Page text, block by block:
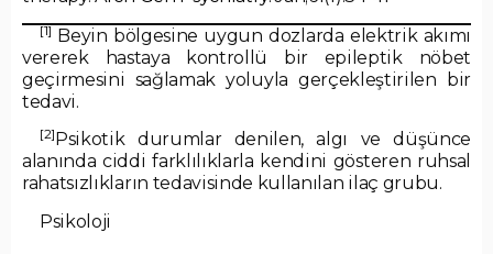
[1] Beyin bölgesine uygun dozlarda elektrik akımı
vererek hastaya kontrollü bir epileptik nöbet
geçirmesini sağlamak yoluyla gerçekleştirilen bir
tedavi.
[2] Psikotik durumlar denilen, algı ve düşünce
alanında ciddi farklılıklarla kendini gösteren ruhsal
rahatsızlıkların tedavisinde kullanılan ilaç grubu.
Psikoloji